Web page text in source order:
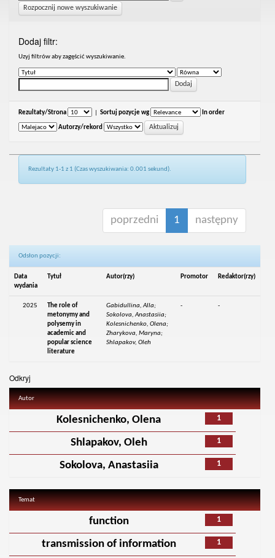
Rozpocznij nowe wyszukiwanie
Dodaj filtr:
Uzyj filtrów aby zagęścić wyszukiwanie.
Rezultaty/Strona Sortuj pozycje wg In order
Autorzy/rekord
Rezultaty 1-1 z 1 (Czas wyszukiwania: 0.001 sekund).
poprzedni 1 następny
Odsłon pozycji:
Data
wydania
Tytuł Autor(rzy) Promotor Redaktor(rzy)
2025
The role of
metonymy and
polysemy in
academic and
popular science
literature
Gabidullina, Alla;
Sokolova, Anastasiia;
Kolesnichenko, Olena;
Zharykova, Maryna;
Shlapakov, Oleh
- -
Odkryj
Autor
1
Kolesnichenko, Olena
1
Shlapakov, Oleh
1
Sokolova, Anastasiia
Temat
1
function
1
transmission of information